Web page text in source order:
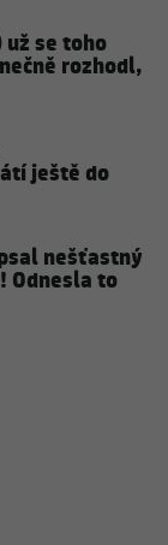
už se toho
rozhodl,
ještě do
nešťastný
Odnesla to